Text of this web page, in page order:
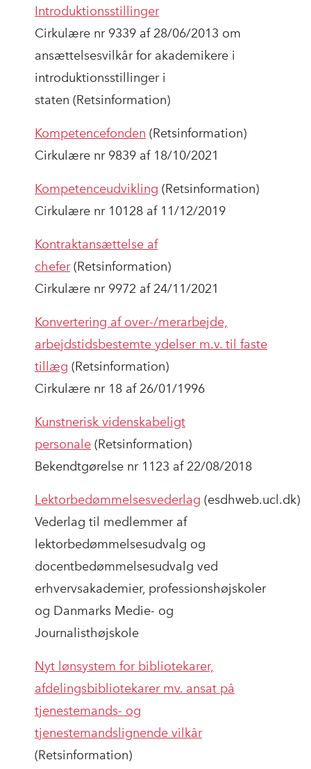
Introduktionsstillinger
Cirkulære nr 9339 af 28/06/2013 om
ansættelsesvilkår for akademikere i
introduktionsstillinger i
staten (Retsinformation)
Kompetencefonden (Retsinformation)
Cirkulære nr 9839 af 18/10/2021
Kompetenceudvikling (Retsinformation)
Cirkulære nr 10128 af 11/12/2019
Kontraktansættelse af
chefer(Retsinformation)
Cirkulære nr 9972 af 24/11/2021
Konvertering af over-/merarbejde,
arbejdstidsbestemte ydelser m.v. til faste
tillæg (Retsinformation)
Cirkulære nr 18 af 26/01/1996
Kunstnerisk videnskabeligt
personale (Retsinformation)
Bekendtgørelse nr 1123 af 22/08/2018
Lektorbedømmelsesvederlag (esdhweb.ucl.dk)
Vederlag til medlemmer af
lektorbedømmelsesudvalg og
docentbedømmelsesudvalg ved
erhvervsakademier, professionshøjskoler
og Danmarks Medie- og
Journalisthøjskole
Nyt lønsystem for bibliotekarer,
afdelingsbibliotekarer mv. ansat på
tjenestemands- og
tjenestemandslignende vilkår
(Retsinformation)